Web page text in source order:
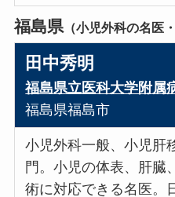
福島県（小児外科の名医・
田中秀明
福島県立医科大学附属
福島県福島市
小児外科一般、小児肝
門。小児の体表、肝臓
術に対応できる名医。